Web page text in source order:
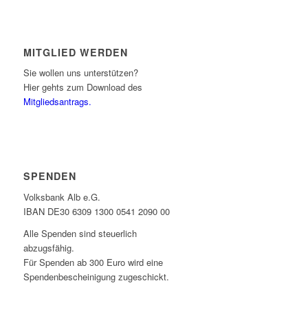
MITGLIED WERDEN
Sie wollen uns unterstützen?
Hier gehts zum Download des
Mitgliedsantrags.
SPENDEN
Volksbank Alb e.G.
IBAN DE30 6309 1300 0541 2090 00
Alle Spenden sind steuerlich
abzugsfähig.
Für Spenden ab 300 Euro wird eine
Spendenbescheinigung zugeschickt.